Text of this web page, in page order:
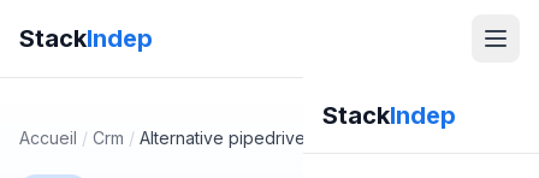
StackIndep
StackIndep
Accueil / Crm / Alternative pipedrive